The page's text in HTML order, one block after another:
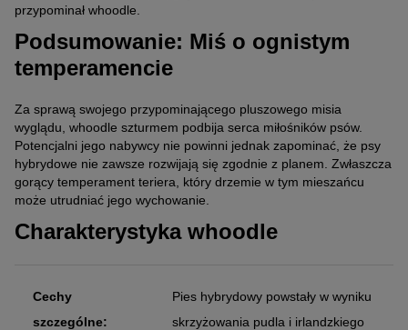
144,96 zł
przypominał whoodle.
Podsumowanie: Miś o ognistym
temperamencie
Za sprawą swojego przypominającego pluszowego misia
wyglądu, whoodle szturmem podbija serca miłośników psów.
Potencjalni jego nabywcy nie powinni jednak zapominać, że psy
hybrydowe nie zawsze rozwijają się zgodnie z planem. Zwłaszcza
gorący temperament teriera, który drzemie w tym mieszańcu
może utrudniać jego wychowanie.
Charakterystyka whoodle
Cechy
szczególne:
Pies hybrydowy powstały w wyniku
skrzyżowania pudla i irlandzkiego